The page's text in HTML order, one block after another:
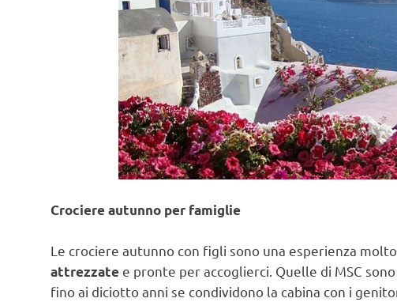
Crociere autunno per famiglie
Le crociere autunno con figli sono una esperienza
attrezzate e pronte per accoglierci. Quelle di MSC
fino ai diciotto anni se condividono la cabina con i